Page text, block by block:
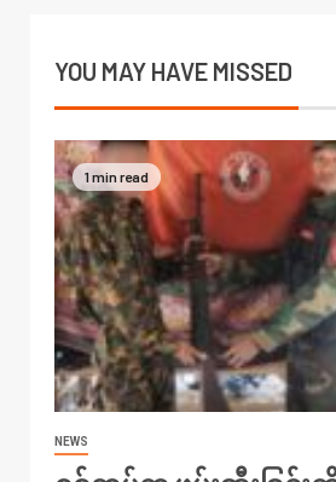
YOU MAY HAVE MISSED
1 min read
NEWS